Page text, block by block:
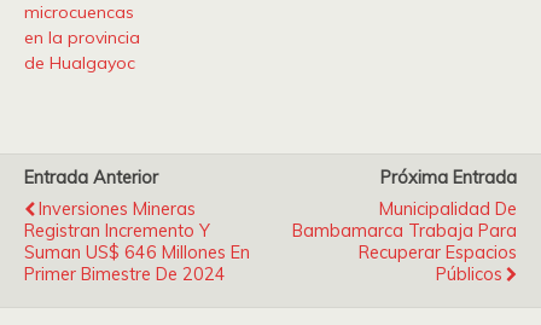
microcuencas
en la provincia
de Hualgayoc
Entrada Anterior
Inversiones Mineras
Registran Incremento Y
Suman US$ 646 Millones En
Primer Bimestre De 2024
Próxima Entrada
Municipalidad De
Bambamarca Trabaja Para
Recuperar Espacios
Públicos